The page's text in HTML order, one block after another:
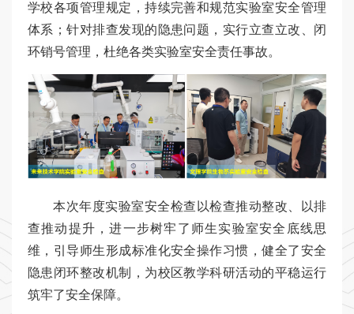
学校各项管理规定，持续完善和规范实验室安全管理
体系；针对排查发现的隐患问题，实行立查立改、闭
环销号管理，杜绝各类实验室安全责任事故。
本次年度实验室安全检查以检查推动整改、以排
查推动提升，进一步树牢了师生实验室安全底线思
维，引导师生形成标准化安全操作习惯，健全了安全
隐患闭环整改机制，为校区教学科研活动的平稳运行
筑牢了安全保障。